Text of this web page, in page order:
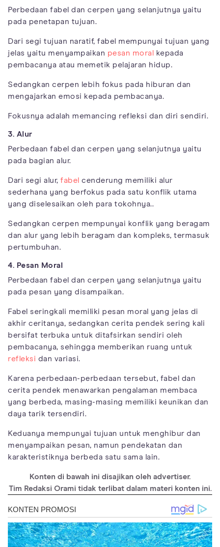
Perbedaan fabel dan cerpen yang selanjutnya yaitu
pada penetapan tujuan.
Dari segi tujuan naratif, fabel mempunyai tujuan yang
jelas yaitu menyampaikan pesan moral
kepada
pembacanya atau memetik pelajaran hidup.
Sedangkan cerpen lebih fokus pada hiburan dan
mengajarkan emosi kepada pembacanya.
Fokusnya adalah memancing refleksi dan diri sendiri.
3. Alur
Perbedaan fabel dan cerpen yang selanjutnya yaitu
pada bagian alur.
Dari segi alur, fabel cenderung memiliki alur
sederhana yang berfokus pada satu konflik utama
yang diselesaikan oleh para tokohnya..
Sedangkan cerpen mempunyai konflik yang beragam
dan alur yang lebih beragam dan kompleks, termasuk
pertumbuhan.
4. Pesan Moral
Perbedaan fabel dan cerpen yang selanjutnya yaitu
pada pesan yang disampaikan.
Fabel seringkali memiliki pesan moral yang jelas di
akhir ceritanya, sedangkan cerita pendek sering kali
bersifat terbuka untuk ditafsirkan sendiri oleh
pembacanya, sehingga memberikan ruang untuk
refleksi dan variasi.
Karena perbedaan-perbedaan tersebut, fabel dan
cerita pendek menawarkan pengalaman membaca
yang berbeda, masing-masing memiliki keunikan dan
daya tarik tersendiri.
Keduanya mempunyai tujuan untuk menghibur dan
menyampaikan pesan, namun pendekatan dan
karakteristiknya berbeda satu sama lain.
Konten di bawah ini disajikan oleh advertiser.
Tim Redaksi Orami tidak terlibat dalam materi konten ini.